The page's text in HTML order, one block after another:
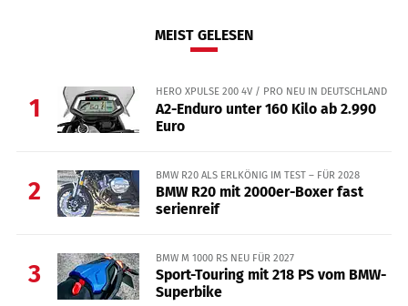
MEIST GELESEN
1
HERO XPULSE 200 4V / PRO NEU IN DEUTSCHLAND
A2-Enduro unter 160 Kilo ab 2.990
Euro
2
BMW R20 ALS ERLKÖNIG IM TEST – FÜR 2028
BMW R20 mit 2000er-Boxer fast
serienreif
3
BMW M 1000 RS NEU FÜR 2027
Sport-Touring mit 218 PS vom BMW-
Superbike